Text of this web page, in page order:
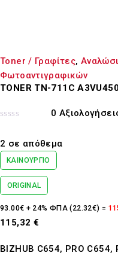
Toner / Γραφίτες,
Φωτοαντιγραφικών
TONER TN-711C
0
από
0
2 σε απόθεμα
ΚΑΙΝΟΎΡΓΙΟ
ORIGINAL
93.00€ + 24% ΦΠΑ (22.32€) =
115,32 €
BIZHUB C654, PRO C654,